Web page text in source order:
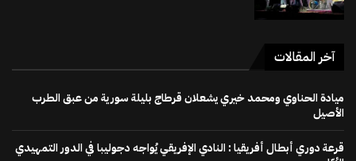
آخر المقالات
ميادة الحناوي ومحمد خيري يشعلان قرطاج بليلة سورية من عبق الطرب
الأصيل
قرعة دوري أبطال أفريقيا : النادي الإفريقي يُواجه دجوليبا في الدور التمهيدي